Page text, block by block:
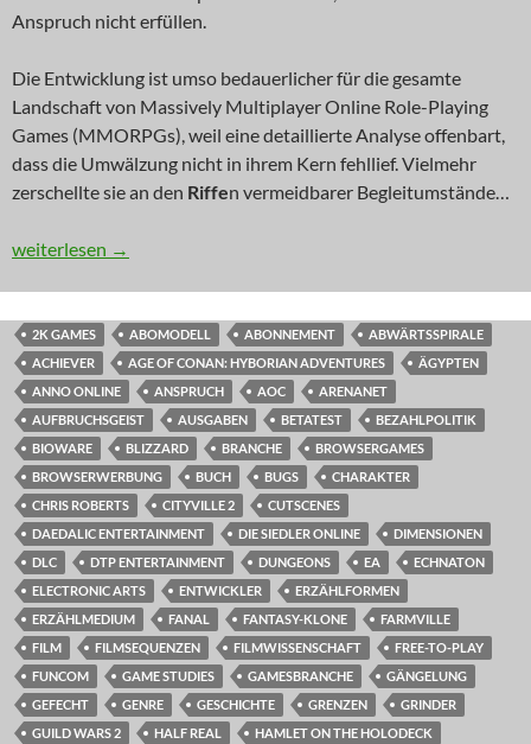
Anspruch nicht erfüllen.
Die Entwicklung ist umso bedauerlicher für die gesamte
Landschaft von Massively Multiplayer Online Role-Playing
Games (MMORPGs), weil eine detaillierte Analyse offenbart,
dass die Umwälzung nicht in ihrem Kern fehllief. Vielmehr
zerschellte sie an den Riffen vermeidbarer Begleitumstände…
KOMMENTAR: Totengräber verborgener Welten
weiterlesen →
2K GAMES ABOMODELL ABONNEMENT
ABWÄRTSSPIRALE
ACHIEVER
AGE OF CONAN: HYBORIAN ADVENTURES
ÄGYPTEN
ANNO ONLINE
ANSPRUCH AOC
ARENANET
AUFBRUCHSGEIST
AUSGABEN BETATEST
BEZAHLPOLITIK
BIOWARE
BLIZZARD BRANCHE
BROWSERGAMES
BROWSERWERBUNG
BUCH BUGS
CHARAKTER
CHRIS ROBERTS
CITYVILLE 2
CUTSCENES
DAEDALIC ENTERTAINMENT
DIE SIEDLER ONLINE
DIMENSIONEN
DLC
DTP ENTERTAINMENT DUNGEONS EA
ECHNATON
ELECTRONIC ARTS
ENTWICKLER
ERZÄHLFORMEN
ERZÄHLMEDIUM
FANAL FANTASY-KLONE
FARMVILLE
FILM
FILMSEQUENZEN FILMWISSENSCHAFT
FREE-TO-PLAY
FUNCOM
GAME STUDIES GAMESBRANCHE
GÄNGELUNG
GEFECHT
GENRE GESCHICHTE GRENZEN
GRINDER
GUILD WARS 2
HALF REAL
HAMLET ON THE HOLODECK